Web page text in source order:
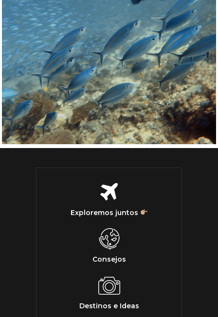
Exploremos juntos
Consejos
Destinos e Ideas